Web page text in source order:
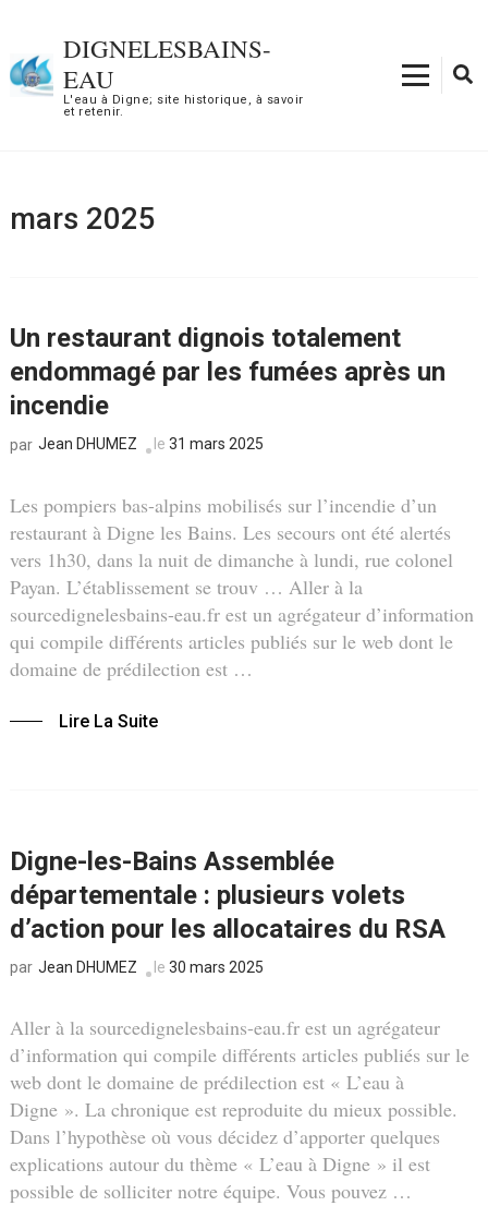
contenu
(Pressez
DIGNELESBAINS-
EAU
L'eau à Digne; site historique, à savoir
et retenir.
mars 2025
Un restaurant dignois totalement
endommagé par les fumées après un
incendie
par Jean DHUMEZ le 31 mars 2025
Les pompiers bas-alpins mobilisés sur l’incendie d’un
restaurant à Digne les Bains. Les secours ont été alertés
vers 1h30, dans la nuit de dimanche à lundi, rue colonel
Payan. L’établissement se trouv … Aller à la
sourcedignelesbains-eau.fr est un agrégateur d’information
qui compile différents articles publiés sur le web dont le
domaine de prédilection est …
Lire La Suite
Digne-les-Bains Assemblée
départementale : plusieurs volets
d’action pour les allocataires du RSA
par Jean DHUMEZ le 30 mars 2025
Aller à la sourcedignelesbains-eau.fr est un agrégateur
d’information qui compile différents articles publiés sur le
web dont le domaine de prédilection est « L’eau à
Digne ». La chronique est reproduite du mieux possible.
Dans l’hypothèse où vous décidez d’apporter quelques
explications autour du thème « L’eau à Digne » il est
possible de solliciter notre équipe. Vous pouvez …